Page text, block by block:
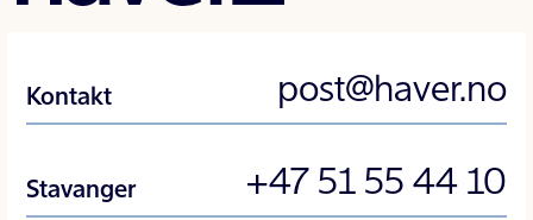
Kontakt post@haver.no
Stavanger +47 51 55 44 10